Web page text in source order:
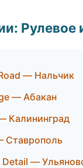
Рулевое
— Нальчик
— Абакан
Калининград
Ставрополь
Detail —